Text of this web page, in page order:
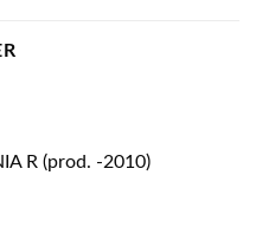
R (prod. -2010)